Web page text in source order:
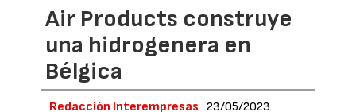
Air Products construye
una hidrogenera en
Bélgica
Redacción Interempresas 23/05/2023